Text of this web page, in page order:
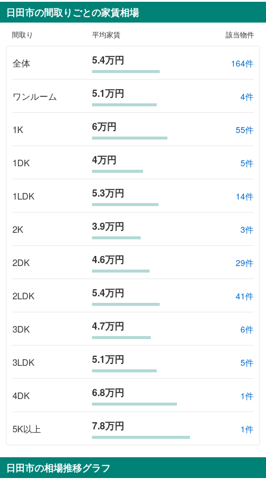
日田市の間取りごとの家賃相場
間取り 平均家賃 該当物件
全体 5.4万円 164件
ワンルーム 5.1万円 4件
1K 6万円 55件
1DK 4万円 5件
1LDK 5.3万円 14件
2K 3.9万円 3件
2DK 4.6万円 29件
2LDK 5.4万円 41件
3DK 4.7万円 6件
3LDK 5.1万円 5件
4DK 6.8万円 1件
5K以上 7.8万円 1件
日田市の相場推移グラフ